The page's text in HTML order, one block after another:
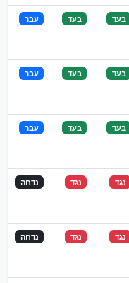
בעד בעד עבר
בעד בעד עבר
בעד בעד עבר
נגד נגד נדחה
נגד נגד נדחה